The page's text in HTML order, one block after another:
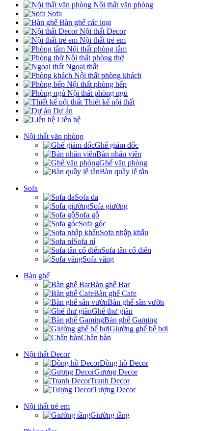
Nội thất văn phòng
Sofa
Bàn ghế các loại
Nội thất Decor
Nội thất trẻ em
Nội thất phòng tắm
Nội thất phòng thờ
Ngoại thất
Nội thất phòng khách
Nội thất phòng bếp
Nội thất phòng ngủ
Thiết kế nội thất
Dự án
Liên hệ
Nội thất văn phòng
Ghế giám đốc
Bàn nhân viên
Ghế văn phòng
Bàn quầy lễ tân
Sofa
Sofa da
Sofa giường
Sofa gỗ
Sofa góc
Sofa nhập khẩu
Sofa nỉ
Sofa tân cổ điển
Sofa văng
Bàn ghế
Bàn ghế Bar
Bàn ghế Cafe
Bàn ghế sân vườn
Ghế thư giãn
Bàn ghế Gaming
Giường ghế bể bơi
Chân bàn
Nội thất Decor
Đồng hồ Decor
Gương Decor
Tranh Decor
Tượng Decor
Nội thất trẻ em
Giường tầng